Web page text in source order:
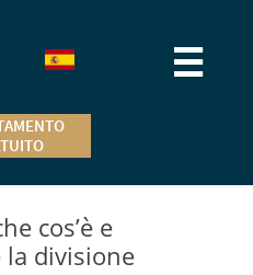

cos’è e
la divisione